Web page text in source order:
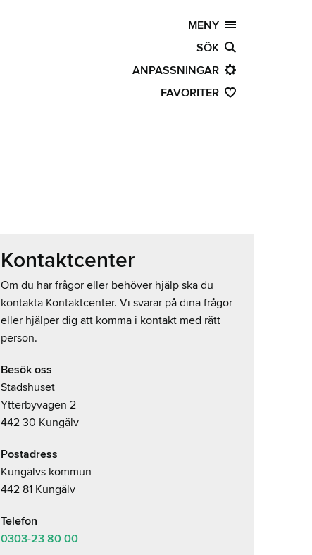
MENY
SÖK
ANPASSNINGAR
FAVORITER
Kontaktcenter
Om du har frågor eller behöver hjälp ska du
kontakta Kontaktcenter. Vi svarar på dina frågor
eller hjälper dig att komma i kontakt med rätt
person.
Besök oss
Stadshuset
Ytterbyvägen 2
442 30 Kungälv
Postadress
Kungälvs kommun
442 81 Kungälv
Telefon
0303-23 80 00